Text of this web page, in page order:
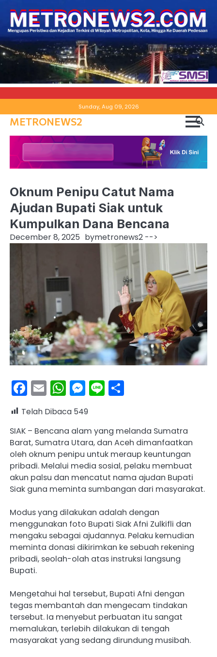
to
content
Sunday, Aug 09, 2026
METRONEWS2
Oknum Penipu Catut Nama
Ajudan Bupati Siak untuk
Kumpulkan Dana Bencana
December 8, 2025 bymetronews2 -->
Facebook
EmailWhatsApp
Messenger
Line
Telah Dibaca 549
SIAK – Bencana alam yang melanda Sumatra
Barat, Sumatra Utara, dan Aceh dimanfaatkan
oleh oknum penipu untuk meraup keuntungan
pribadi. Melalui media sosial, pelaku membuat
akun palsu dan mencatut nama ajudan Bupati
Siak guna meminta sumbangan dari masyarakat.
Modus yang dilakukan adalah dengan
menggunakan foto Bupati Siak Afni Zulkifli dan
mengaku sebagai ajudannya. Pelaku kemudian
meminta donasi dikirimkan ke sebuah rekening
pribadi, seolah-olah atas instruksi langsung
Bupati.
Mengetahui hal tersebut, Bupati Afni dengan
tegas membantah dan mengecam tindakan
tersebut. Ia menyebut perbuatan itu sangat
memalukan, terlebih dilakukan di tengah
masyarakat yang sedang dirundung musibah.